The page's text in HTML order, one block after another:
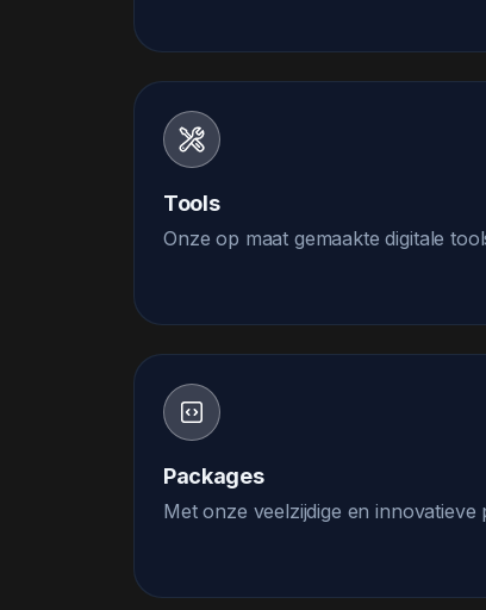
Tools
Onze op maat gemaakte digitale
Packages
Met onze veelzijdige en